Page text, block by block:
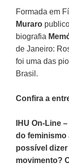
Formada em
Muraro
biografia
de Janeiro:
foi uma das
Brasil.
Confira a
IHU On-Line
do feminismo
possível
movimento?